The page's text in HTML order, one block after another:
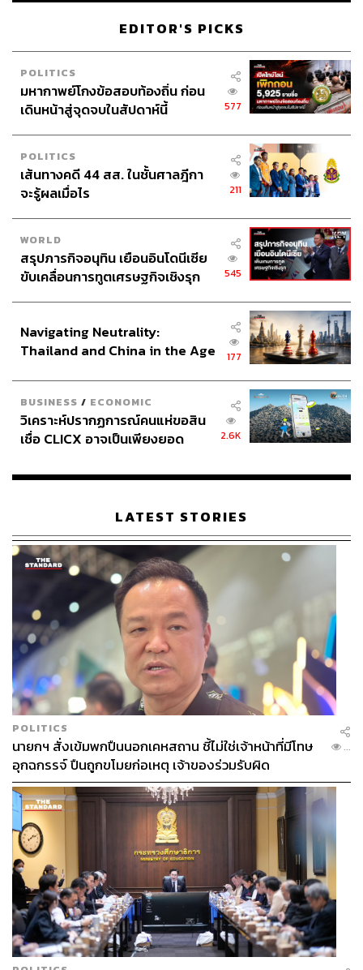
EDITOR'S PICKS
POLITICS
มหากาพย์โกงข้อสอบท้องถิ่น ก่อน
เดินหน้าสู่จุดจบในสัปดาห์นี้
577
POLITICS
เส้นทางคดี 44 สส. ในชั้นศาลฎีกา
จะรู้ผลเมื่อไร
211
WORLD
สรุปภารกิจอนุทิน เยือนอินโดนีเซีย
ขับเคลื่อนการทูตเศรษฐกิจเชิงรุก
545
Navigating Neutrality:
Thailand and China in the Age
177
BUSINESS / ECONOMIC
วิเคราะห์ปรากฏการณ์คนแห่ขอสิน
เชื่อ CLICX อาจเป็นเพียงยอด
เรือนไทยที่ถูกซุกไว้
2.6K
LATEST STORIES
POLITICS
นายกฯ สั่งเข้มพกปืนนอกเคหสถาน ชี้ไม่ใช่เจ้าหน้าที่มีโทษ
อุกฉกรรจ์ ปืนถูกขโมยก่อเหตุ เจ้าของร่วมรับผิด
...